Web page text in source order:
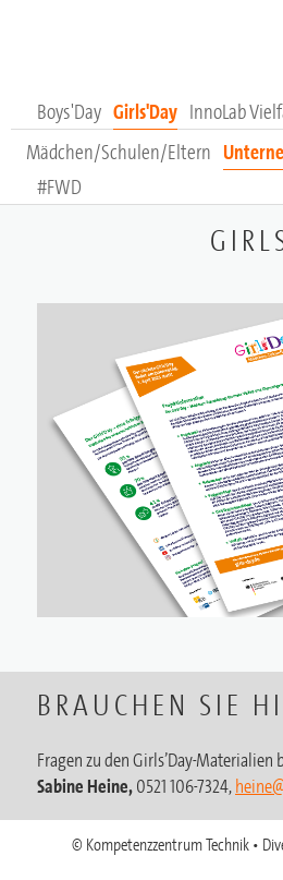
Boys'Day Girls'Day
Mädchen/Schulen/Eltern
InnoLab
#FWD
BRAUCHEN SIE
Fragen zu den Girls’Day-
Sabine Heine,0521 106-7324,
© Kompetenzzentrum Technik •